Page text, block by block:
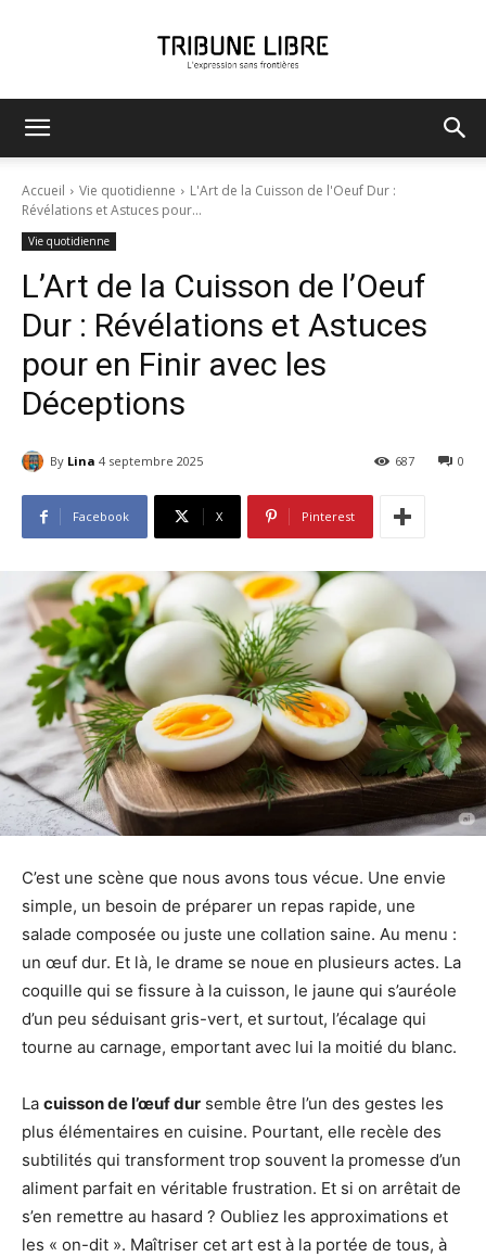
Accueil Vie quotidienne
L'Art de la Cuisson de l'Oeuf Dur :
Révélations et Astuces pour...
Vie quotidienne
L’Art de la Cuisson de l’Oeuf
Dur : Révélations et Astuces
pour en Finir avec les
Déceptions
By Lina 4 septembre 2025 0
687
Facebook X Pinterest
C’est une scène que nous avons tous vécue. Une envie
simple, un besoin de préparer un repas rapide, une
salade composée ou juste une collation saine. Au menu :
un œuf dur. Et là, le drame se noue en plusieurs actes. La
coquille qui se fissure à la cuisson, le jaune qui s’auréole
d’un peu séduisant gris-vert, et surtout, l’écalage qui
tourne au carnage, emportant avec lui la moitié du blanc.
La cuisson de l’œuf dur semble être l’un des gestes les
plus élémentaires en cuisine. Pourtant, elle recèle des
subtilités qui transforment trop souvent la promesse d’un
aliment parfait en véritable frustration. Et si on arrêtait de
s’en remettre au hasard ? Oubliez les approximations et
les « on-dit ». Maîtriser cet art est à la portée de tous, à